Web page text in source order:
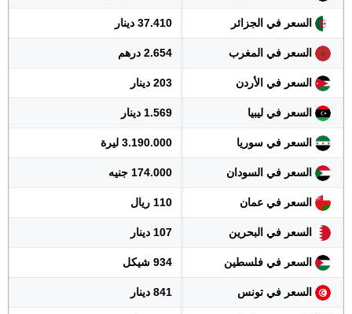
السعر في الجزائر 37.410 دينار
السعر في المغرب 2.654 درهم
السعر في الأردن 203 دينار
السعر في ليبيا 1.569 دينار
السعر في سوريا 3.190.000 ليرة
السعر في السودان 174.000 جنيه
السعر في عمان 110 ريال
السعر في البحرين 107 دينار
السعر في فلسطين 934 شيكل
السعر في تونس 841 دينار